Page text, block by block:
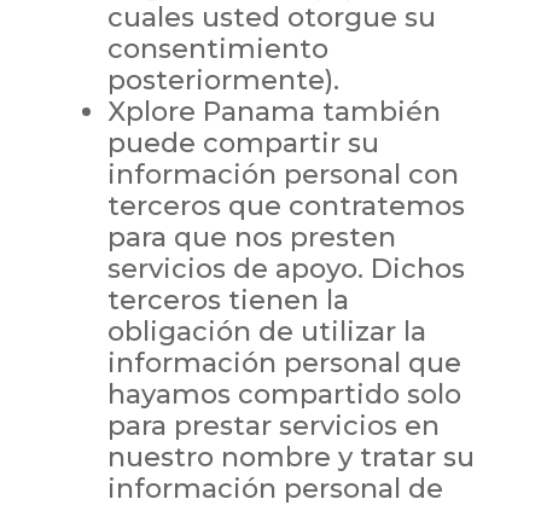
cuales usted otorgue su
consentimiento
posteriormente).
Xplore Panama también
puede compartir su
información personal con
terceros que contratemos
para que nos presten
servicios de apoyo. Dichos
terceros tienen la
obligación de utilizar la
información personal que
hayamos compartido solo
para prestar servicios en
nuestro nombre y tratar su
información personal de